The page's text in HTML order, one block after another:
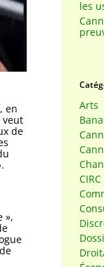
en
veut
de
»,
les
Arts